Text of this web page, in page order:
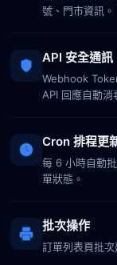
號、門市資訊。
API 安全通訊
Webhook
API 回應自動消
Cron 排程更
每 6 小時自動
單狀態。
批次操作
訂單列表頁批